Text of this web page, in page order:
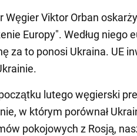
Viktor Orban
Europy". Według niego
za to ponosi Ukraina. UE
lutego węgierski
w którym porównał
pokojowych z Rosją,